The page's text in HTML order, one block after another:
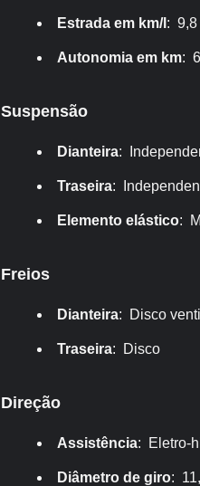
Estrada em km/l : 9,8
Autonomia em km:
Suspensão
Dianteira:
Traseira:
Elemento elástico:
Freios
Dianteira: Disco
Traseira: Disco
Direção
Assistência: Eletro-
Diâmetro de giro: